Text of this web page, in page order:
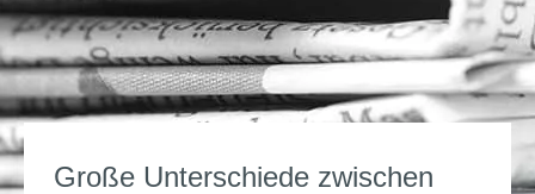
Große Unterschiede zwischen